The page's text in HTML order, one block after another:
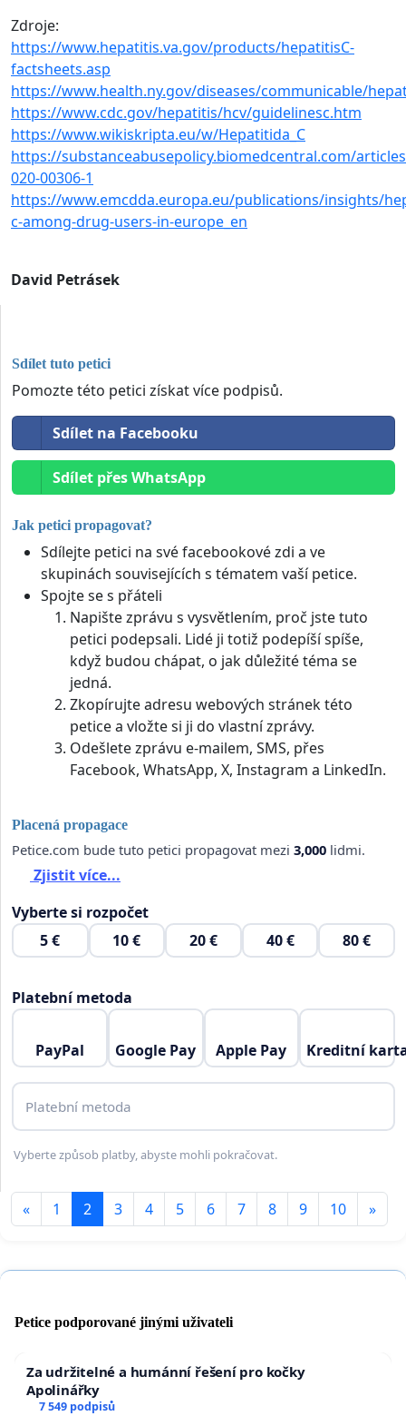
Zdroje:
https://www.hepatitis.va.gov/products/hepatitisC-
factsheets.asp
https://www.health.ny.gov/diseases/communicable/
https://www.cdc.gov/hepatitis/hcv/guidelinesc.htm
https://www.wikiskripta.eu/w/Hepatitida_C
https://substanceabusepolicy.biomedcentral.com/
020-00306-1
https://www.emcdda.europa.eu/publications/insights/
c-among-drug-users-in-europe_en
David Petrásek
Sdílet tuto petici
Pomozte této petici získat více podpisů.
Sdílet na Facebooku
Sdílet přes WhatsApp
Jak petici propagovat?
Sdílejte petici na své facebookové zdi a ve
skupinách souvisejících s tématem vaší petice.
Spojte se s přáteli
Napište zprávu s vysvětlením, proč jste tuto
petici podepsali. Lidé ji totiž podepíší spíše,
když budou chápat, o jak důležité téma se
jedná.
Zkopírujte adresu webových stránek této
petice a vložte si ji do vlastní zprávy.
Odešlete zprávu e-mailem, SMS, přes
Facebook, WhatsApp, X, Instagram a LinkedIn.
Placená propagace
Petice.com bude tuto petici propagovat mezi 3,000 lidmi.
Zjistit více...
Vyberte si rozpočet
5 €
10 € 20 € 40 € 80 €
Platební metoda
PayPal Google Pay Apple Pay Kreditní
Platební metoda
Vyberte způsob platby, abyste mohli pokračovat.
« 1 2 3 4 5 6 7 8 9 10 »
Petice podporované jinými uživateli
Za udržitelné a humánní řešení pro kočky
Apolinářky
7 549 podpisů